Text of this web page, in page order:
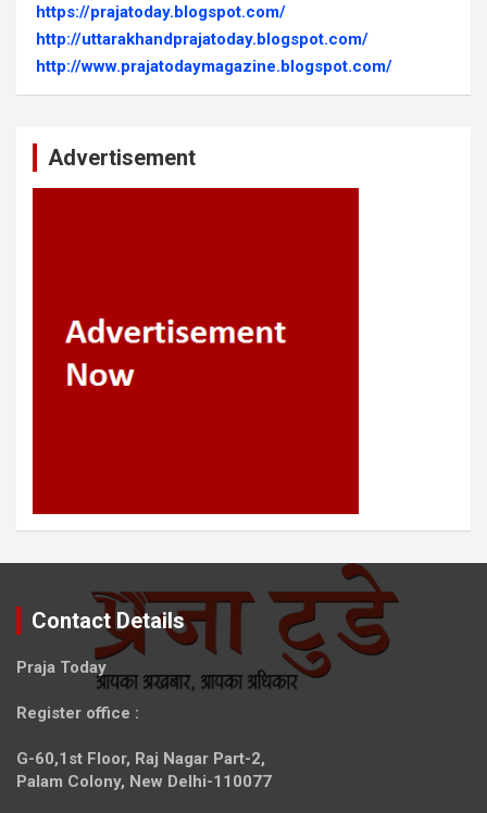
https://prajatoday.blogspot.com/
http://uttarakhandprajatoday.blogspot.com/
http://www.prajatodaymagazine.blogspot.com/
Advertisement
Contact Details
Praja Today
Register office :
G-60,1st Floor, Raj Nagar Part-2,
Palam Colony, New Delhi-110077